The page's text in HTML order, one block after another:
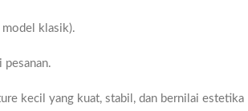
klasik).
pesanan.
kecil yang kuat, stabil, dan bernilai estetika